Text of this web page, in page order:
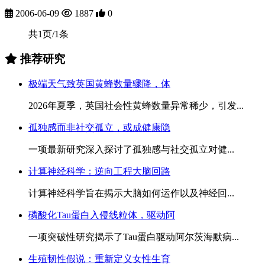
2006-06-09 1887 0
共1页/1条
推荐研究
极端天气致英国黄蜂数量骤降，体
2026年夏季，英国社会性黄蜂数量异常稀少，引发...
孤独感而非社交孤立，或成健康隐
一项最新研究深入探讨了孤独感与社交孤立对健...
计算神经科学：逆向工程大脑回路
计算神经科学旨在揭示大脑如何运作以及神经回...
磷酸化Tau蛋白入侵线粒体，驱动阿
一项突破性研究揭示了Tau蛋白驱动阿尔茨海默病...
生殖韧性假说：重新定义女性生育